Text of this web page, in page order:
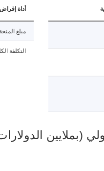
أداة إقراض
مبلغ المنحة
التكلفة
الدولارات) 2026/07/